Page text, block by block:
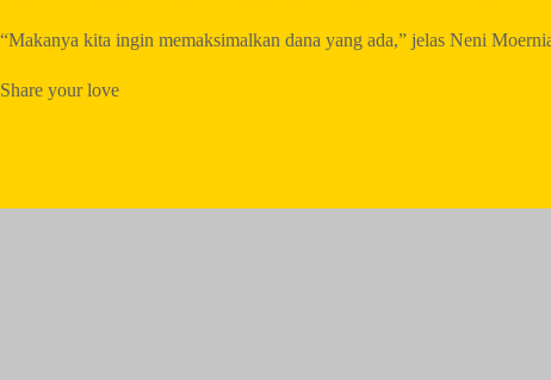
“Makanya kita ingin memaksimalkan dana yang ada,” jelas Neni
Share your love